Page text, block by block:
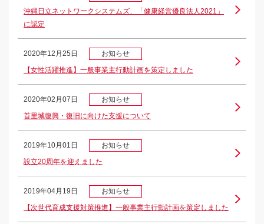
沖縄日立ネットワークシステムズ、「健康経営優良法人2021」
に認定
2020年12月25日
お知らせ
【女性活躍推進】一般事業主行動計画を策定しました
2020年02月07日
お知らせ
首里城復興・復旧に向けた支援について
2019年10月01日
お知らせ
設立20周年を迎えました
2019年04月19日
お知らせ
【次世代育成支援対策推進】一般事業主行動計画を策定しました